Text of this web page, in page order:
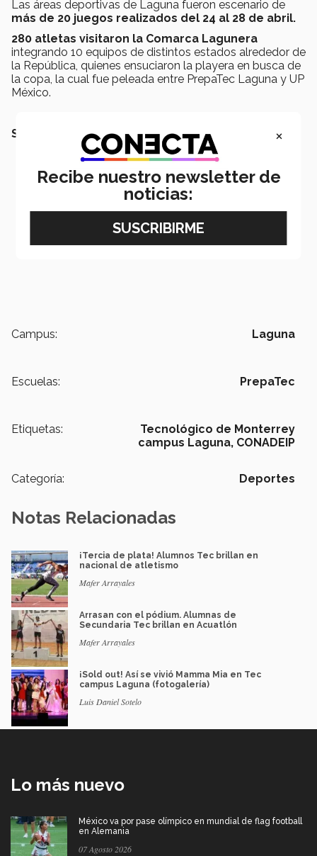
Las áreas deportivas de Laguna fueron escenario de
más de 20 juegos realizados del 24 al 28 de abril.
280 atletas visitaron la Comarca Lagunera
integrando 10 equipos de distintos estados alrededor de
la República, quienes ensuciaron la playera en busca de
la copa, la cual fue peleada entre PrepaTec Laguna y UP
México.
SEGURO TAMBIÉN QUERRÁS LEER:
Campus: Laguna
Escuelas: PrepaTec
Etiquetas:
Tecnológico de Monterrey
campus Laguna, CONADEIP
Categoría: Deportes
Notas Relacionadas
¡Tercia de plata! Alumnos Tec brillan en
nacional de atletismo
Mafer Arrayales
Arrasan con el pódium. Alumnas de
Secundaria Tec brillan en Acuatlón
Mafer Arrayales
¡Sold out! Así se vivió Mamma Mia en Tec
campus Laguna (fotogalería)
Luis Daniel Sotelo
Lo más nuevo
México va por pase olímpico en mundial de flag football
en Alemania
07 Agosto 2026
×
Recibe nuestro newsletter de
noticias: